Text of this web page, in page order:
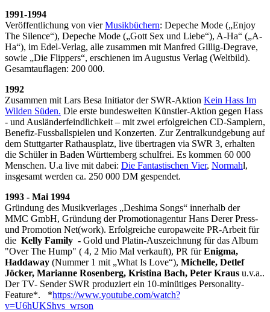
1991-1994
Veröffentlichung von vierMusikbüchern: Depeche Mode („Enjoy
The Silence“), Depeche Mode („Gott Sex und Liebe“), A-Ha“ („A-
Ha“), im Edel-Verlag, alle zusammen mit Manfred Gillig-Degrave,
sowie „Die Flippers“, erschienen im Augustus Verlag (Weltbild).
Gesamtauflagen: 200 000.
1992
Zusammen mit Lars Besa Initiator der SWR-Aktion Kein Hass Im
Wilden Süden. Die erste bundesweiten Künstler-Aktion gegen Hass
- und Ausländerfeindlichkeit – mit zwei erfolgreichen CD-Samplern,
Benefiz-Fussballspielen und Konzerten. Zur Zentralkundgebung auf
dem Stuttgarter Rathausplatz, live übertragen via SWR 3, erhalten
die Schüler in Baden Württemberg schulfrei. Es kommen 60 000
Menschen. U.a live mit dabei: Die Fantastischen Vier, Normahl,
insgesamt werden ca. 250 000 DM gespendet.
1993 - Mai 1994
Gründung des Musikverlages „Deshima Songs“ innerhalb der
MMC GmbH, Gründung der Promotionagentur Hans Derer Press-
und Promotion Net(work). Erfolgreiche europaweite PR-Arbeit für
die Kelly Family - Gold und Platin-Auszeichnung für das Album
"Over The Hump" ( 4, 2 Mio Mal verkauft), PR fürEnigma,
Haddaway (Nummer 1 mit „What Is Love“), Michelle, Detlef
Jöcker, Marianne Rosenberg, Kristina Bach, Peter Kraus u.v.a..
Der TV- Sender SWR produziert ein 10-minütiges Personality-
Feature*. *https://www.youtube.com/watch?
v=U6hUKShvs_wrson